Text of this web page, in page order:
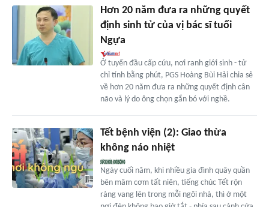
Hơn 20 năm đưa ra những quyết
định sinh tử của vị bác sĩ tuổi
Ngựa
Ở tuyến đầu cấp cứu, nơi ranh giới sinh - tử
chỉ tính bằng phút, PGS Hoàng Bùi Hải chia sẻ
về hơn 20 năm đưa ra những quyết định cân
não và lý do ông chọn gắn bó với nghề.
Tết bệnh viện (2): Giao thừa
không náo nhiệt
Ngày cuối năm, khi nhiều gia đình quây quần
bên mâm cơm tất niên, tiếng chúc Tết rộn
ràng vang lên trong mỗi ngôi nhà, thì ở một